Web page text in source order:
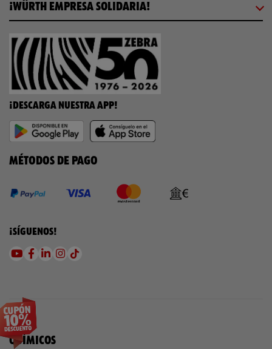
¡WÜRTH EMPRESA SOLIDARIA!
¡DESCARGA NUESTRA APP!
MÉTODOS DE PAGO
¡SÍGUENOS!
QUÍMICOS